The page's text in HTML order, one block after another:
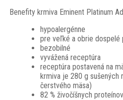
Benefity krmiva Eminent Platinum
hypoalergénne
pre veľké a obrie dospelé
bezobilné
vyvážená receptúra
receptúra postavená na
krmiva je 280 g sušených
čerstvého mäsa)
82 % živočíšnych proteínov